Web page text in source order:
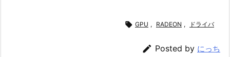
 GPU , RADEON , ドライバ
 Posted by にっち